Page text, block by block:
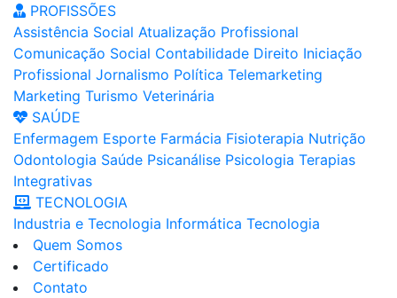
PROFISSÕES
Assistência Social Atualização Profissional
Comunicação Social Contabilidade Direito Iniciação
Profissional Jornalismo Política Telemarketing
Marketing Turismo Veterinária
SAÚDE
Enfermagem Esporte Farmácia Fisioterapia Nutrição
Odontologia Saúde Psicanálise Psicologia Terapias
Integrativas
TECNOLOGIA
Industria e Tecnologia Informática Tecnologia
Quem Somos
Certificado
Contato